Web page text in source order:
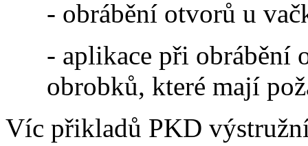
- obrábění otvorů u
- aplikace při obrábění
obrobků, které mají
Víc přikladů PKD